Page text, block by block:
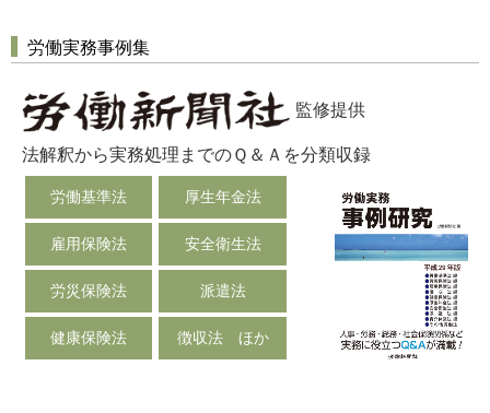
労働実務事例集
監修提供
法解釈から実務処理までのＱ＆Ａを分類収録
労働基準法 厚生年金法
雇用保険法 安全衛生法
労災保険法 派遣法
健康保険法 徴収法 ほか